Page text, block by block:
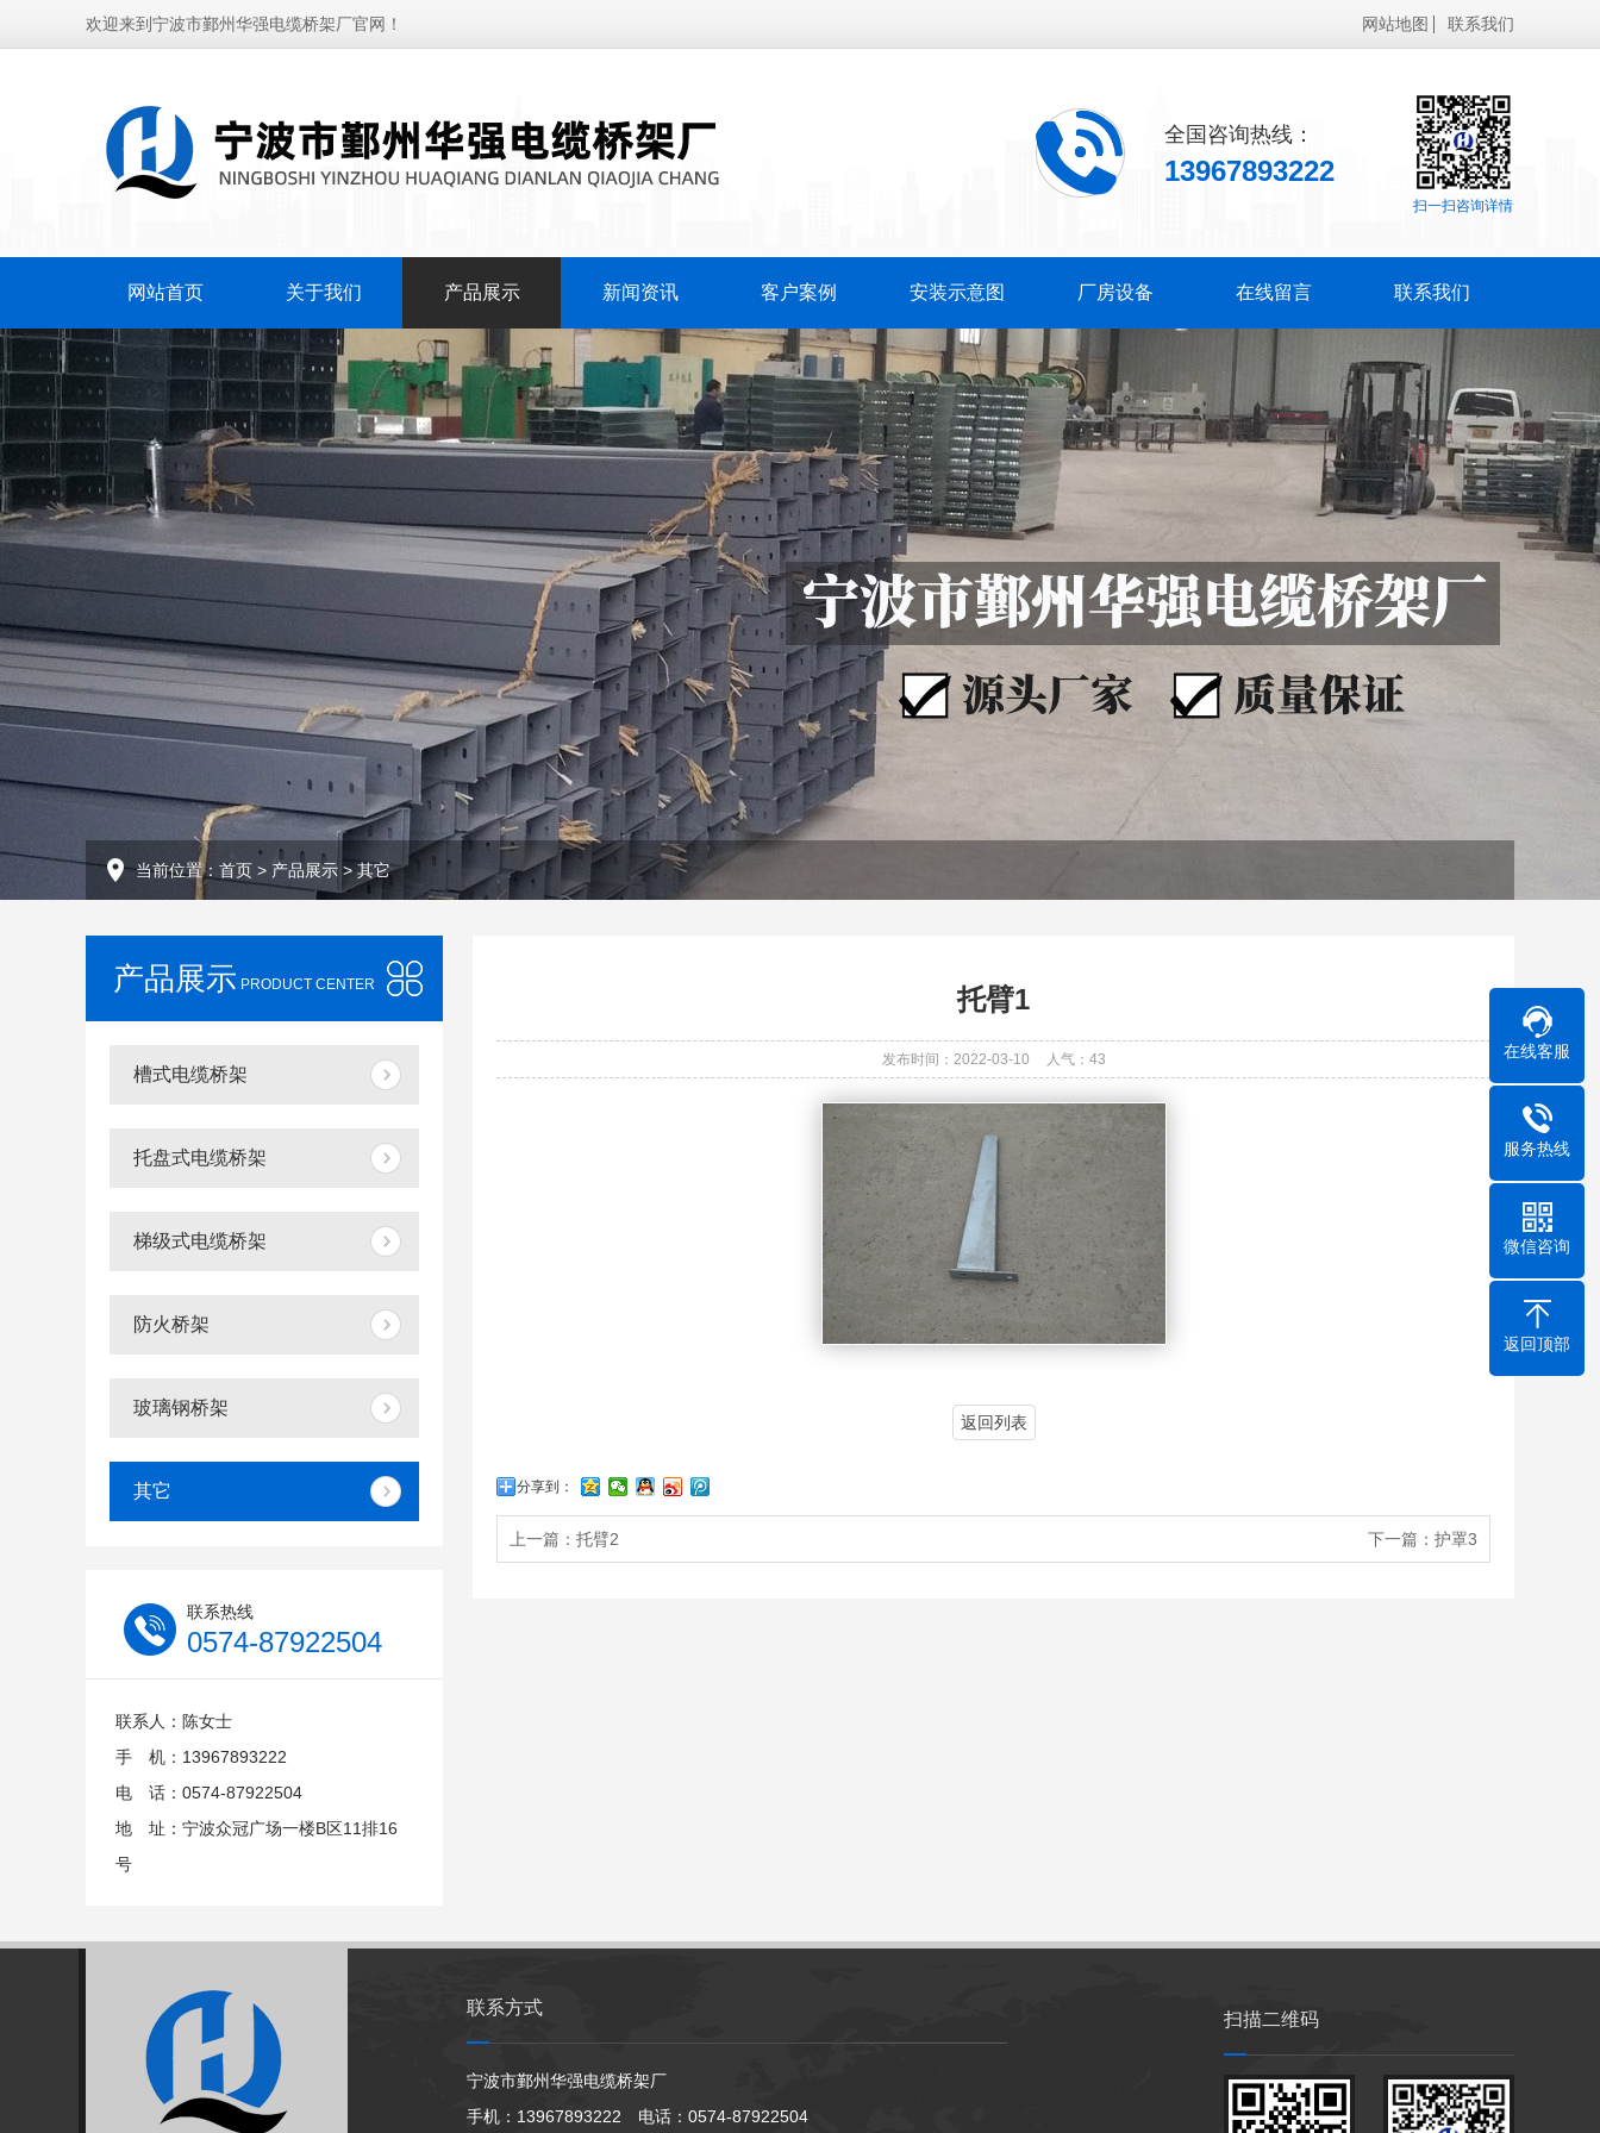
欢迎来到宁波市鄞州华强电缆桥架厂官网！ 网站地图 联系我们
扫一扫咨询详情
全国咨询热线：
13967893222
网站首页 关于我们 产品展示 新闻资讯 客户案例 安装示意图 厂房设备 在线留言 联系我们
当前位置： 首页 > 产品展示 > 其它
产品展示 PRODUCT CENTER
槽式电缆桥架
托盘式电缆桥架
梯级式电缆桥架
防火桥架
玻璃钢桥架
其它
联系热线
0574-87922504
联系人：陈女士
手 机：13967893222
电 话：0574-87922504
地 址：宁波众冠广场一楼B区11排16
号
托臂1
发布时间：2022-03-10 人气： 43
返回列表
分享到：
上一篇： 托臂2 下一篇： 护罩3
联系方式
宁波市鄞州华强电缆桥架厂
手机：13967893222 电话：0574-87922504
扫描二维码
在线客服
服务热线
微信咨询
返回顶部